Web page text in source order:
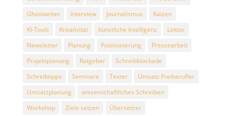
Ghostwriter
Interview Journalismus
Kaizen
KI-Tools
Kreativität künstliche Intelligenz
Lektor
Newsletter
Planung Positionierung
Pressearbeit
Projektplanung
Ratgeber
Schreibblockade
Schreibtipps
Seminare Texter
Umsatz Freiberufler
Umsatzplanung
wissenschaftliches Schreiben
Workshop
Ziele setzen Übersetzer